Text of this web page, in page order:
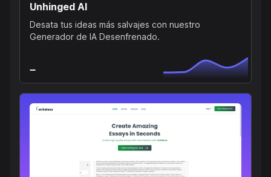
Unhinged AI
Desata tus ideas más salvajes con nuestro
Generador de IA Desenfrenado.